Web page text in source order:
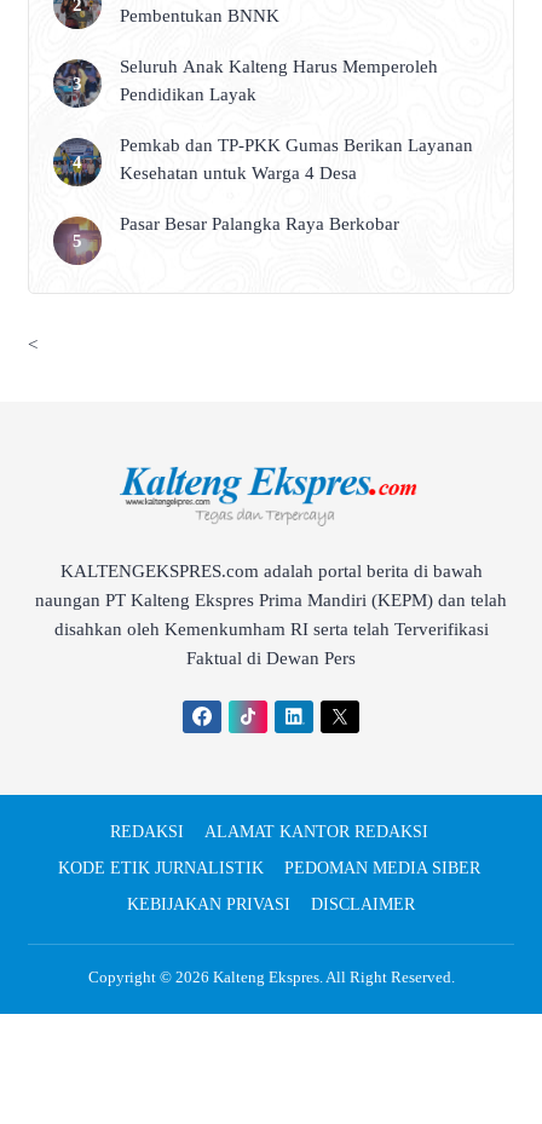
Pembentukan BNNK
Seluruh Anak Kalteng Harus Memperoleh
Pendidikan Layak
Pemkab dan TP-PKK Gumas Berikan Layanan
Kesehatan untuk Warga 4 Desa
Pasar Besar Palangka Raya Berkobar
<
KALTENGEKSPRES.com adalah portal berita di bawah
naungan PT Kalteng Ekspres Prima Mandiri (KEPM) dan telah
disahkan oleh Kemenkumham RI serta telah Terverifikasi
Faktual di Dewan Pers
REDAKSI
ALAMAT KANTOR REDAKSI
KODE ETIK JURNALISTIK
PEDOMAN MEDIA SIBER
KEBIJAKAN PRIVASI
DISCLAIMER
Copyright © 2026 Kalteng Ekspres. All Right Reserved.